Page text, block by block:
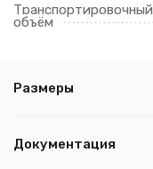
Транспортировочный
объём
Размеры
Документация